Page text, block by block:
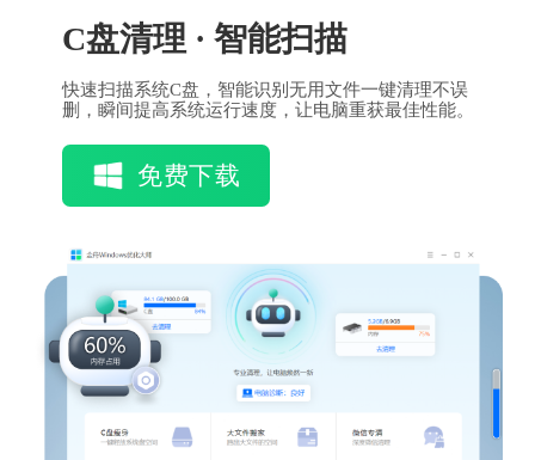
C盘清理 · 智能扫描
快速扫描系统C盘，智能识别无用文件一键清理不误
删，瞬间提高系统运行速度，让电脑重获最佳性能。
免费下载